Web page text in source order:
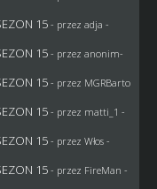
15 - przez adja -
15 - przez anonim-
15 - przez MGRBarto
15 - przez matti_1 -
15 - przez Włos-
15 - przez FireMan -